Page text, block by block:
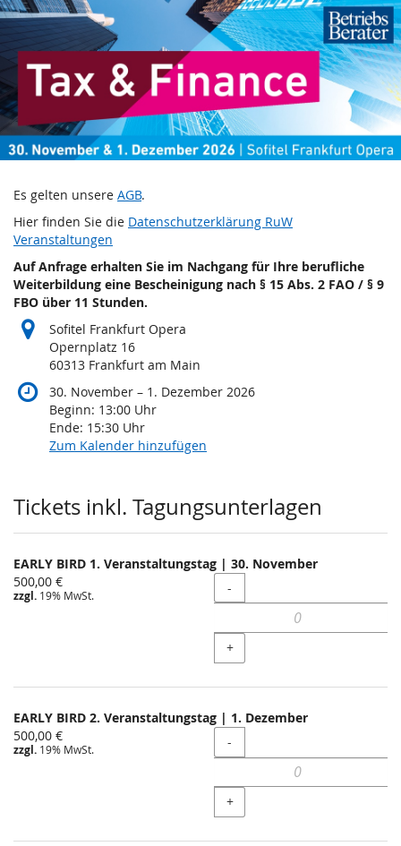
Zum
Haupt-
Inhalt
springen
Tax
&
Finance
2026
30.
bis
1.
Dezember
2026
Es gelten unsere AGB.
Hier finden Sie die Datenschutzerklärung RuW
Veranstaltungen
Auf Anfrage erhalten Sie im Nachgang für Ihre berufliche
Weiterbildung eine Bescheinigung nach § 15 Abs. 2 FAO / § 9
FBO über 11 Stunden.
Sofitel Frankfurt Opera
Opernplatz 16
60313 Frankfurt am Main
30. November –bis1. Dezember 2026
Beginn: 13:00 Uhr
Ende: 15:30 Uhr
Zum Kalender hinzufügen
Produkte
Tickets inkl. Tagungsunterlagen
EARLY BIRD 1. Veranstaltungstag | 30. November
500,00 €
zzgl. 19% MwSt. Menge
-
+
EARLY BIRD 2. Veranstaltungstag | 1. Dezember
500,00 €
zzgl. 19% MwSt. Menge
-
+